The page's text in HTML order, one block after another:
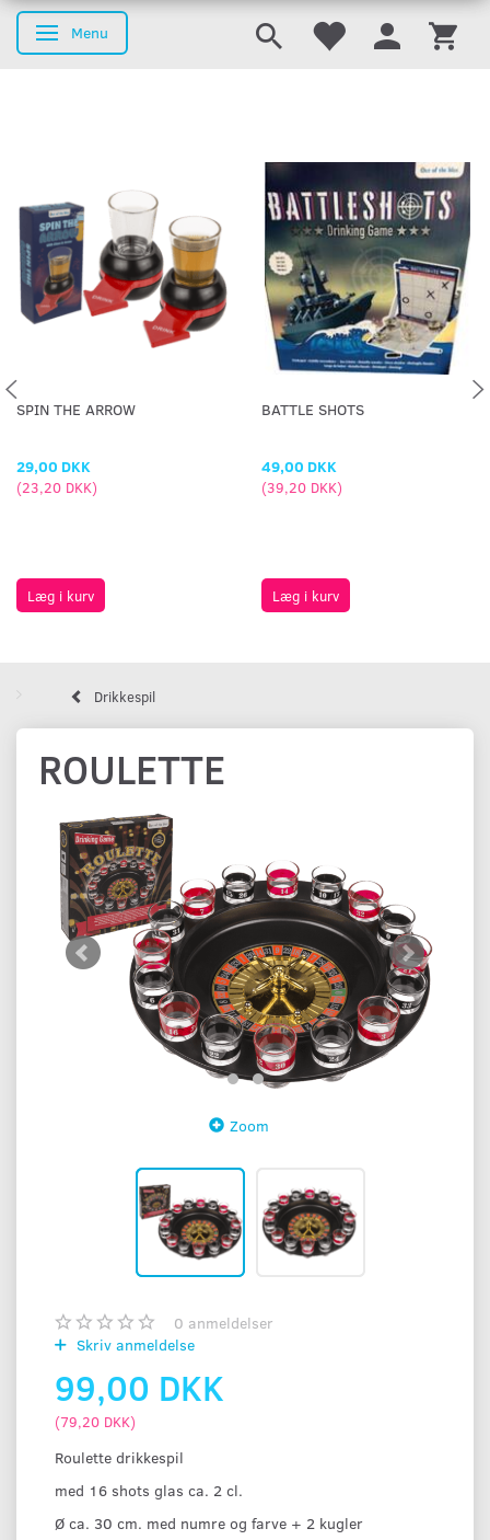
Skifte navigation
Menu
SPIN THE ARROW
29,00 DKK
(23,20 DKK)
Læg i kurv
BATTLE SHOTS
49,00 DKK
(39,20 DKK)
Læg i kurv
Drikkespil
ROULETTE
Zoom
0 anmeldelser
Skriv anmeldelse
99,00 DKK
(79,20 DKK)
Roulette drikkespil
med 16 shots glas ca. 2 cl.
Ø ca. 30 cm. med numre og farve + 2 kugler